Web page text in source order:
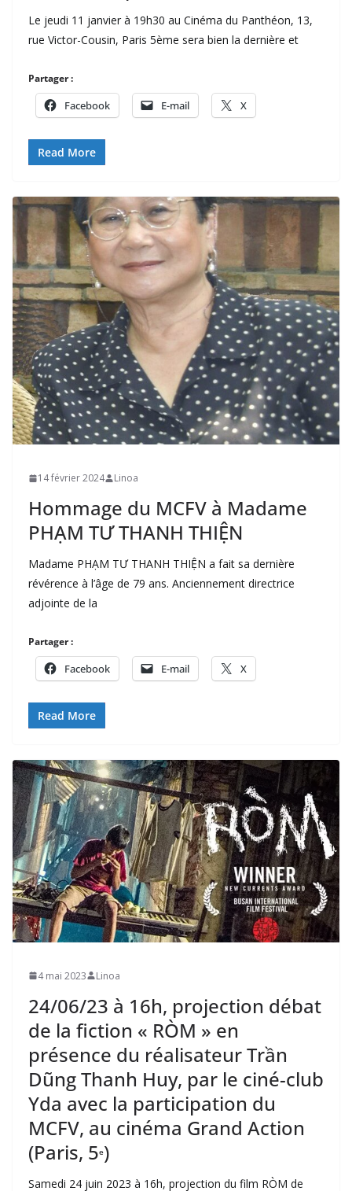
Le jeudi 11 janvier à 19h30 au Cinéma du Panthéon, 13,
rue Victor-Cousin, Paris 5ème sera bien la dernière et
Partager :
Facebook E-mail X
Read More
14 février 2024 Linoa
Hommage du MCFV à Madame
PHẠM TƯ THANH THIỆN
Madame PHẠM TƯ THANH THIỆN a fait sa dernière
révérence à l’âge de 79 ans. Anciennement directrice
adjointe de la
Partager :
Facebook E-mail X
Read More
4 mai 2023 Linoa
24/06/23 à 16h, projection débat
de la fiction « RÒM » en
présence du réalisateur Trần
Dũng Thanh Huy, par le ciné-club
Yda avec la participation du
MCFV, au cinéma Grand Action
(Paris, 5e)
Samedi 24 juin 2023 à 16h, projection du film RÒM de